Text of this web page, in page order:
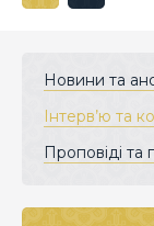
Новини та
Інтерв’ю та
Проповіді та